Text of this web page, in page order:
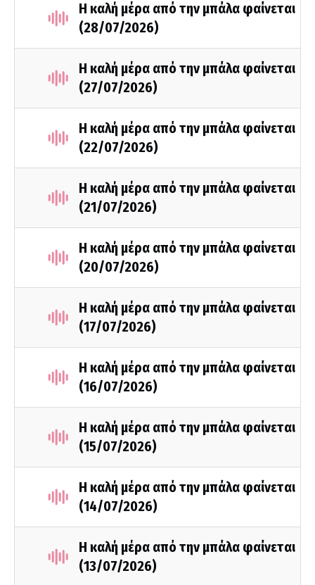
Η καλή μέρα από την μπάλα φαίνεται
(28/07/2026)
Η καλή μέρα από την μπάλα φαίνεται
(27/07/2026)
Η καλή μέρα από την μπάλα φαίνεται
(22/07/2026)
Η καλή μέρα από την μπάλα φαίνεται
(21/07/2026)
Η καλή μέρα από την μπάλα φαίνεται
(20/07/2026)
Η καλή μέρα από την μπάλα φαίνεται
(17/07/2026)
Η καλή μέρα από την μπάλα φαίνεται
(16/07/2026)
Η καλή μέρα από την μπάλα φαίνεται
(15/07/2026)
Η καλή μέρα από την μπάλα φαίνεται
(14/07/2026)
Η καλή μέρα από την μπάλα φαίνεται
(13/07/2026)